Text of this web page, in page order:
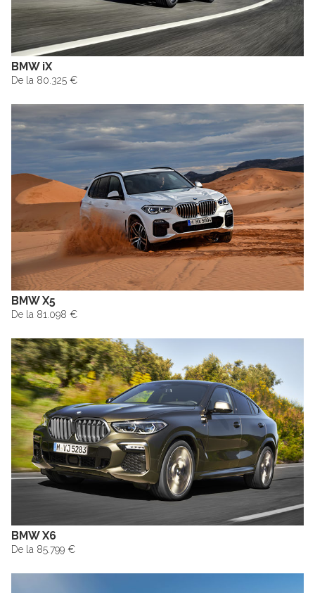
BMW iX
De la 80.325 €
BMW X5
De la 81.098 €
BMW X6
De la 85.799 €